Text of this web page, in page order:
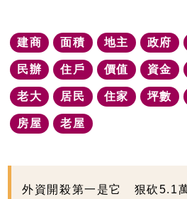
建商 面積 地主 政府
民辦 住戶 價值 資金
老大 居民 住家 坪數
房屋 老屋
外資開殺第一是它 狠砍5.1